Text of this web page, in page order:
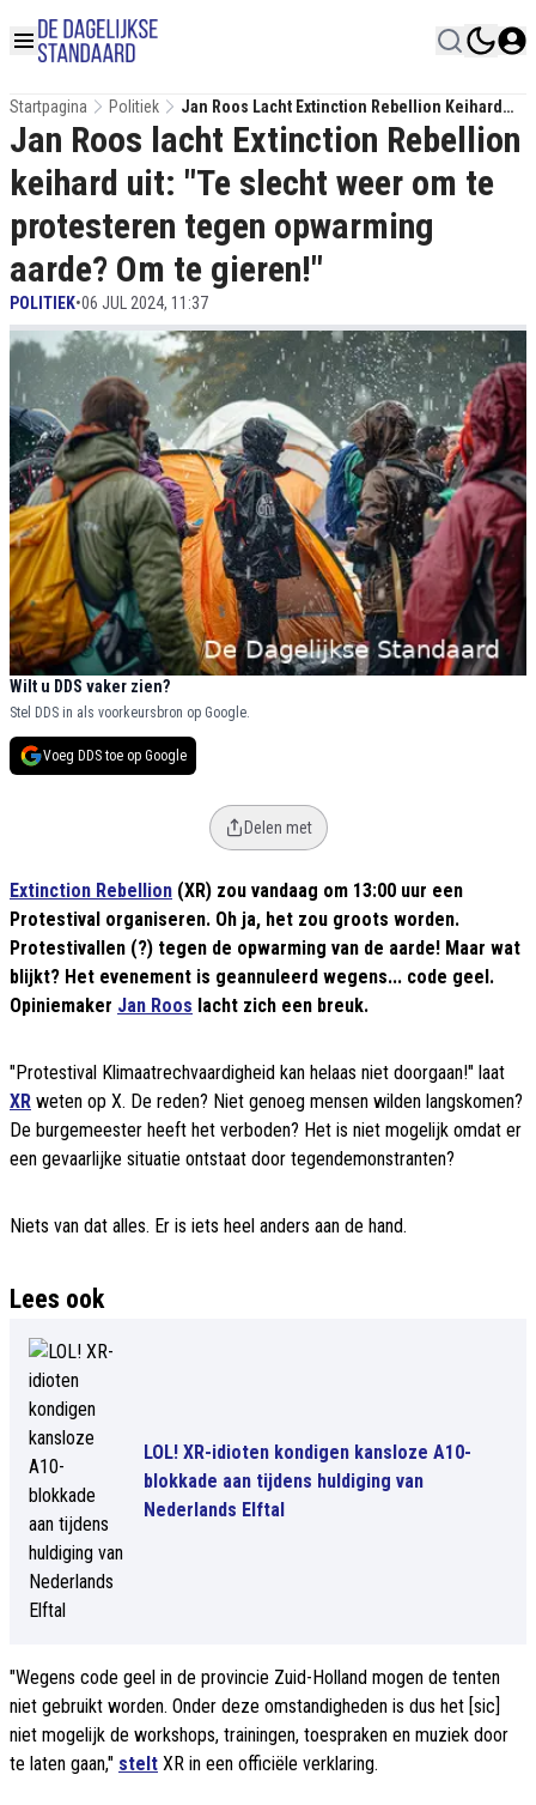
Startpagina Politiek
Jan Roos Lacht Extinction Rebellion Keihard
Uit: "Te Slecht Weer Om Te Protesteren Tegen
Opwarming Aarde? Om Te Gieren!"
Jan Roos lacht Extinction Rebellion
keihard uit: "Te slecht weer om te
protesteren tegen opwarming
aarde? Om te gieren!"
POLITIEK•06 JUL 2024, 11:37
Wilt u DDS vaker zien?
Stel DDS in als voorkeursbron op Google.
Voeg DDS toe op Google
Delen met
Extinction Rebellion (XR) zou vandaag om 13:00 uur een
Protestival organiseren. Oh ja, het zou groots worden.
Protestivallen (?) tegen de opwarming van de aarde! Maar wat
blijkt? Het evenement is geannuleerd wegens... code geel.
Opiniemaker Jan Roos lacht zich een breuk.
"Protestival Klimaatrechvaardigheid kan helaas niet doorgaan!" laat
XR weten op X. De reden? Niet genoeg mensen wilden langskomen?
De burgemeester heeft het verboden? Het is niet mogelijk omdat er
een gevaarlijke situatie ontstaat door tegendemonstranten?
Niets van dat alles. Er is iets heel anders aan de hand.
Lees ook
LOL! XR-idioten kondigen kansloze A10-
blokkade aan tijdens huldiging van
Nederlands Elftal
"Wegens code geel in de provincie Zuid-Holland mogen de tenten
niet gebruikt worden. Onder deze omstandigheden is dus het [sic]
niet mogelijk de workshops, trainingen, toespraken en muziek door
te laten gaan," stelt XR in een officiële verklaring.